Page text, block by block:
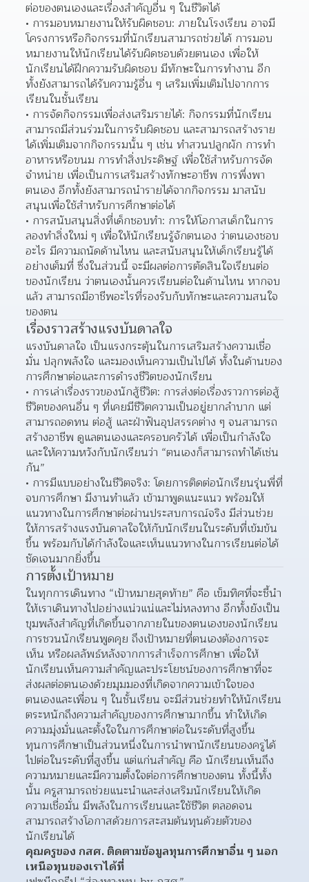
ต่อของตนเองและเรื่องสำคัญอื่น ๆ ในชีวิตได้
การมอบหมายงานให้รับผิดชอบ: ภายในโรงเรียน อาจมี
โครงการหรือกิจกรรมที่นักเรียนสามารถช่วยได้ การมอบ
หมายงานให้นักเรียนได้รับผิดชอบด้วยตนเอง เพื่อให้
นักเรียนได้ฝึกความรับผิดชอบ มีทักษะในการทำงาน อีก
ทั้งยังสามารถได้รับความรู้อื่น ๆ เสริมเพิ่มเติมไปจากการ
เรียนในชั้นเรียน
การจัดกิจกรรมเพื่อส่งเสริมรายได้: กิจกรรมที่นักเรียน
สามารถมีส่วนร่วมในการรับผิดชอบ และสามารถสร้างราย
ได้เพิ่มเติมจากกิจกรรมนั้น ๆ เช่น ทำสวนปลูกผัก การทำ
อาหารหรือขนม การทำสิ่งประดิษฐ์ เพื่อใช้สำหรับการจัด
จำหน่าย เพื่อเป็นการเสริมสร้างทักษะอาชีพ การพึ่งพา
ตนเอง อีกทั้งยังสามารถนำรายได้จากกิจกรรม มาสนับ
สนุนเพื่อใช้สำหรับการศึกษาต่อได้
การสนับสนุนสิ่งที่เด็กชอบทำ: การให้โอกาสเด็กในการ
ลองทำสิ่งใหม่ ๆ เพื่อให้นักเรียนรู้จักตนเอง ว่าตนเองชอบ
อะไร มีความถนัดด้านไหน และสนับสนุนให้เด็กเรียนรู้ได้
อย่างเต็มที่ ซึ่งในส่วนนี้ จะมีผลต่อการตัดสินใจเรียนต่อ
ของนักเรียน ว่าตนเองนั้นควรเรียนต่อในด้านไหน หากจบ
แล้ว สามารถมีอาชีพอะไรที่รองรับกับทักษะและความสนใจ
ของตน
เรื่องราวสร้างแรงบันดาลใจ
แรงบันดาลใจ เป็นแรงกระตุ้นในการเสริมสร้างความเชื่อ
มั่น ปลุกพลังใจ และมองเห็นความเป็นไปได้ ทั้งในด้านของ
การศึกษาต่อและการดำรงชีวิตของนักเรียน
การเล่าเรื่องราวของนักสู้ชีวิต: การส่งต่อเรื่องราวการต่อสู้
ชีวิตของคนอื่น ๆ ที่เคยมีชีวิตความเป็นอยู่ยากลำบาก แต่
สามารถอดทน ต่อสู้ และฝ่าฟันอุปสรรคต่าง ๆ จนสามารถ
สร้างอาชีพ ดูแลตนเองและครอบครัวได้ เพื่อเป็นกำลังใจ
และให้ความหวังกับนักเรียนว่า “ตนเองก็สามารถทำได้เช่น
กัน”
การมีแบบอย่างในชีวิตจริง: โดยการติดต่อนักเรียนรุ่นพี่ที่
จบการศึกษา มีงานทำแล้ว เข้ามาพูดแนะแนว พร้อมให้
แนวทางในการศึกษาต่อผ่านประสบการณ์จริง มีส่วนช่วย
ให้การสร้างแรงบันดาลใจให้กับนักเรียนในระดับที่เข้มข้น
ขึ้น พร้อมกับได้กำลังใจและเห็นแนวทางในการเรียนต่อได้
ชัดเจนมากยิ่งขึ้น
การตั้งเป้าหมาย
ในทุกการเดินทาง “เป้าหมายสุดท้าย” คือ เข็มทิศที่จะชี้นำ
ให้เราเดินทางไปอย่างแน่วแน่และไม่หลงทาง อีกทั้งยังเป็น
ขุมพลังสำคัญที่เกิดขึ้นจากภายในของตนเองของนักเรียน
การชวนนักเรียนพูดคุย ถึงเป้าหมายที่ตนเองต้องการจะ
เห็น หรือผลลัพธ์หลังจากการสำเร็จการศึกษา เพื่อให้
นักเรียนเห็นความสำคัญและประโยชน์ของการศึกษาที่จะ
ส่งผลต่อตนเองด้วยมุมมองที่เกิดจากความเข้าใจของ
ตนเองและเพื่อน ๆ ในชั้นเรียน จะมีส่วนช่วยทำให้นักเรียน
ตระหนักถึงความสำคัญของการศึกษามากขึ้น ทำให้เกิด
ความมุ่งมั่นและตั้งใจในการศึกษาต่อในระดับที่สูงขึ้น
ทุนการศึกษาเป็นส่วนหนึ่งในการนำพานักเรียนของครูได้
ไปต่อในระดับที่สูงขึ้น แต่แก่นสำคัญ คือ นักเรียนเห็นถึง
ความหมายและมีความตั้งใจต่อการศึกษาของตน ทั้งนี้ทั้ง
นั้น ครูสามารถช่วยแนะนำและส่งเสริมนักเรียนให้เกิด
ความเชื่อมั่น มีพลังในการเรียนและใช้ชีวิต ตลอดจน
สามารถสร้างโอกาสด้วยการสะสมต้นทุนด้วยตัวของ
นักเรียนได้
คุณครูของ กสศ. ติดตามข้อมูลทุนการศึกษาอื่น ๆ นอก
เหนือทุนของเราได้ที่